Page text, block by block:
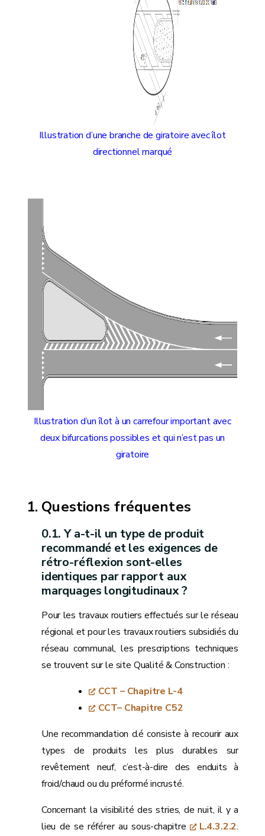
Illustration d’une branche de giratoire avec îlot
directionnel marqué
Illustration d’un îlot à un carrefour important avec
deux bifurcations possibles et qui n’est pas un
giratoire
Questions fréquentes
Y a-t-il un type de produit
recommandé et les exigences de
rétro-réflexion sont-elles
identiques par rapport aux
marquages longitudinaux ?
Pour les travaux routiers effectués sur le réseau
régional et pour les travaux routiers subsidiés du
réseau communal, les prescriptions techniques
se trouvent sur le site Qualité & Construction :
CCT – Chapitre L-4
CCT– Chapitre C52
Une recommandation clé consiste à recourir aux
types de produits les plus durables sur
revêtement neuf, c’est-à-dire des enduits à
froid/chaud ou du préformé incrusté.
Concernant la visibilité des stries, de nuit, il y a
lieu de se référer au sous-chapitre
L.4.3.2.2.